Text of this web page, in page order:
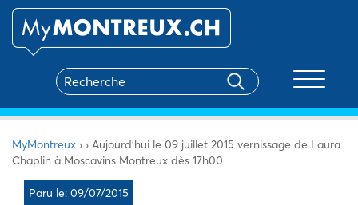
MyMontreux › › Aujourd’hui le 09 juillet 2015 vernissage de Laura
Chaplin à Moscavins Montreux dès 17h00
Paru le: 09/07/2015